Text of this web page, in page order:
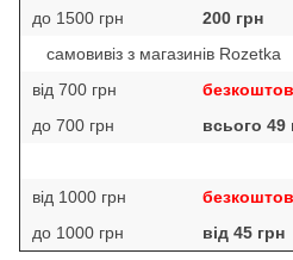
до 1500 грн
200 грн
самовивіз з магазинів Rozetka
від 700 грн
до 700 грн
всього 49
від 1000 грн
до 1000 грн
від 45 грн